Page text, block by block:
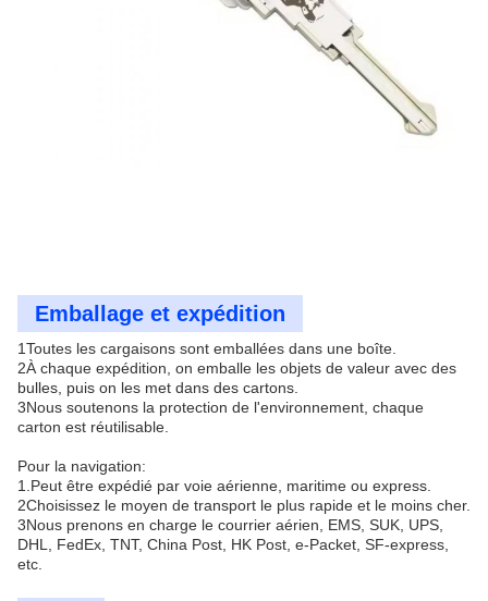
Emballage et expédition
1Toutes les cargaisons sont emballées dans une boîte.
2À chaque expédition, on emballe les objets de valeur avec des
bulles, puis on les met dans des cartons.
3Nous soutenons la protection de l'environnement, chaque
carton est réutilisable.
Pour la navigation:
1.Peut être expédié par voie aérienne, maritime ou express.
2Choisissez le moyen de transport le plus rapide et le moins cher.
3Nous prenons en charge le courrier aérien, EMS, SUK, UPS,
DHL, FedEx, TNT, China Post, HK Post, e-Packet, SF-express,
etc.